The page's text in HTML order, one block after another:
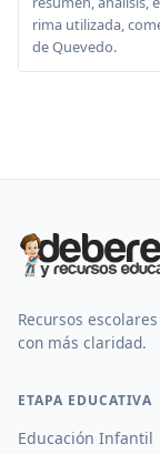
rima utilizada,
de Quevedo.
Recursos
con más claridad.
ETAPA EDUCATIVA
Educación Infantil